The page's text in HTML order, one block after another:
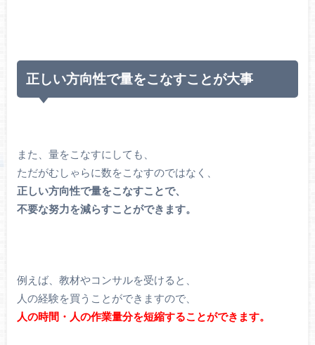
正しい方向性で量をこなすことが大事
また、量をこなすにしても、
ただがむしゃらに数をこなすのではなく、
正しい方向性で量をこなすことで、
不要な努力を減らすことができます。
例えば、教材やコンサルを受けると、
人の経験を買うことができますので、
人の時間・人の作業量分を短縮することができます。